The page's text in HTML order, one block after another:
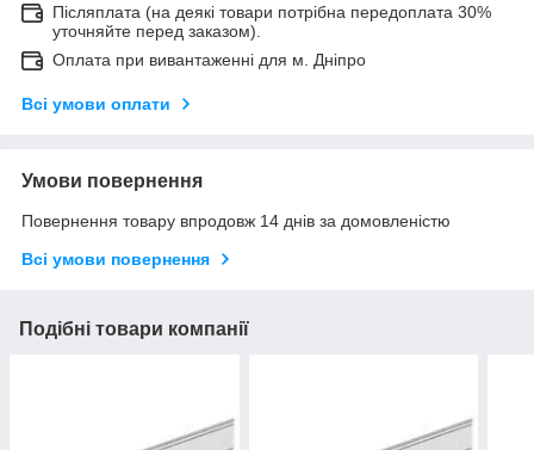
Післяплата (на деякі товари потрібна передоплата 30%
уточняйте перед заказом).
Оплата при вивантаженні для м. Дніпро
Всі умови оплати
Умови повернення
Повернення товару впродовж 14 днів за домовленістю
Всі умови повернення
Подібні товари компанії